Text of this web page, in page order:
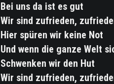
Bei uns da ist es gut
Wir sind zufrieden,
Hier spüren wir keine Not
Und wenn die ganze Welt
Schwenken wir den Hut
Wir sind zufrieden,